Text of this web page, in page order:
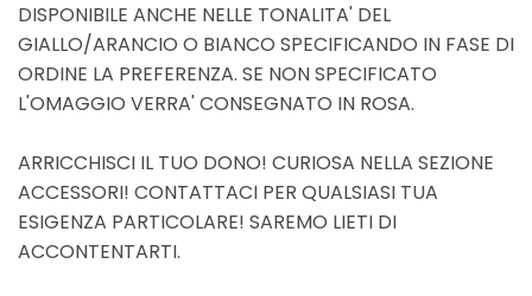
DISPONIBILE ANCHE NELLE TONALITA' DEL
GIALLO/ARANCIO O BIANCO SPECIFICANDO IN FASE DI
ORDINE LA PREFERENZA. SE NON SPECIFICATO
L'OMAGGIO VERRA' CONSEGNATO IN ROSA.
ARRICCHISCI IL TUO DONO! CURIOSA NELLA SEZIONE
ACCESSORI! CONTATTACI PER QUALSIASI TUA
ESIGENZA PARTICOLARE! SAREMO LIETI DI
ACCONTENTARTI.